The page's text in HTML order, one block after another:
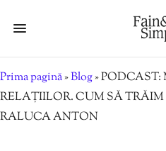
Prima pagină»Blog»PODCAST:
RELAȚIILOR. CUM SĂ
RALUCA ANTON